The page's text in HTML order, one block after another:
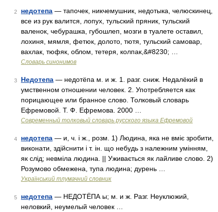
2 недотепа — тапочек, никчемушник, недотыка, челюскинец,
все из рук валится, лопух, тульский пряник, тульский
валенок, чебурашка, губошлеп, мозги в туалете оставил,
лохиня, мямля, фетюк, долото, тютя, тульский самовар,
вахлак, тюфяк, облом, тетеря, колпак,&#8230; …
Словарь синонимов
3 Недотепа — недотёпа м. и ж. 1. разг. сниж. Недалёкий в
умственном отношении человек. 2. Употребляется как
порицающее или бранное слово. Толковый словарь
Ефремовой. Т. Ф. Ефремова. 2000 …
Современный толковый словарь русского языка Ефремовой
4 недотепа — и, ч. і ж., розм. 1) Людина, яка не вміє зробити,
виконати, здійснити і т. ін. що небудь з належним умінням,
як слід; невміла людина. || Уживається як лайливе слово. 2)
Розумово обмежена, тупа людина; дурень …
Український тлумачний словник
5 недотепа — НЕДОТЁПА ы; м. и ж. Разг. Неуклюжий,
неловкий, неумелый человек …